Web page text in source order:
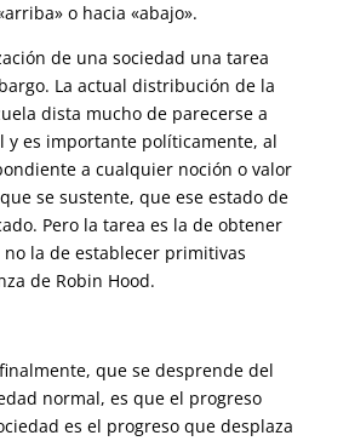
o hacia «abajo».
de una sociedad una tarea
La actual distribución de la
dista mucho de pare­cerse a
y es importante políticamente, al
a cualquier noción o valor
se sus­tente, que ese estado de
Pero la tarea es la de ob­tener
la de establecer primitivas
de Robin Hood.
que se desprende del
normal, es que el progreso
es el progreso que desplaza